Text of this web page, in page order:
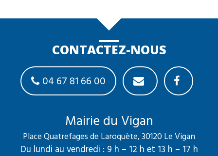
CONTACTEZ-NOUS
04 67 81 66 00
Mairie du Vigan
Place Quatrefages de Laroquète, 30120 Le Vigan
Du lundi au vendredi : 9 h – 12 h et 13 h – 17 h